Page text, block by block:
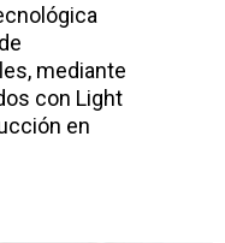
mediante
con Light
en